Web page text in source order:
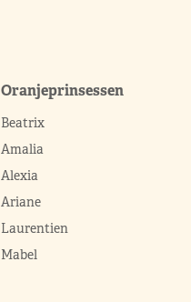
Oranjeprinsessen
Beatrix
Amalia
Alexia
Ariane
Laurentien
Mabel